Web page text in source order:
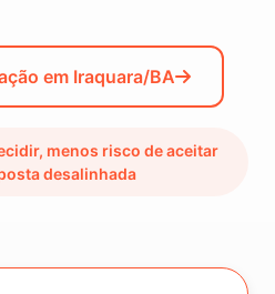
em Iraquara/BA
menos risco de aceitar
desalinhada